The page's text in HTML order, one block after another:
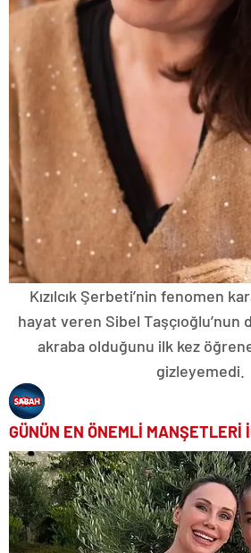
Kızılcık Şerbeti’nin fenomen
hayat veren Sibel Taşçıoğlu’nun
akraba olduğunu ilk kez
gizleyemedi.
GÜNÜN EN ÖNEMLİ MANŞETLERİ